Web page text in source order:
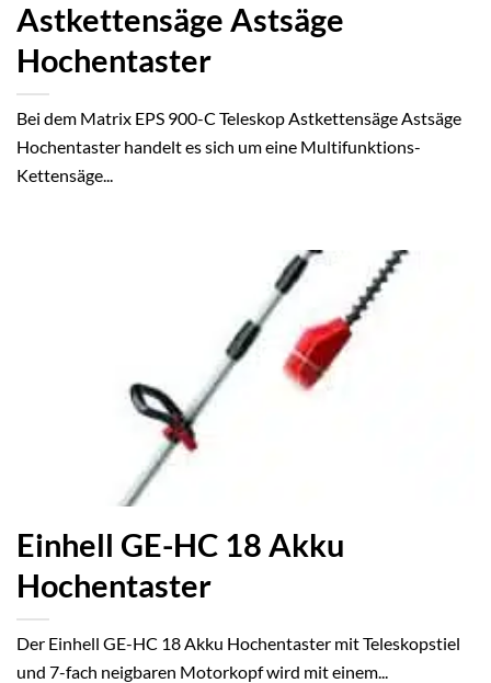
Astkettensäge Astsäge
Hochentaster
Bei dem Matrix EPS 900-C Teleskop Astkettensäge Astsäge
Hochentaster handelt es sich um eine Multifunktions-
Kettensäge...
Einhell GE-HC 18 Akku
Hochentaster
Der Einhell GE-HC 18 Akku Hochentaster mit Teleskopstiel
und 7-fach neigbaren Motorkopf wird mit einem...